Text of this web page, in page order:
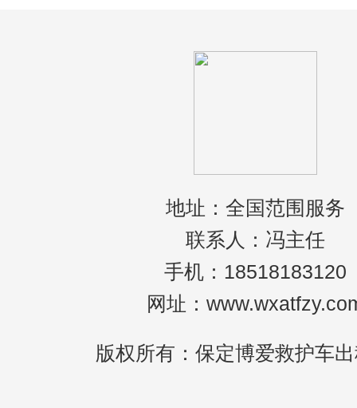
地址：全国范围服务
联系人：冯主任
手机：18518183120
网址：
版权所有：保定博爱救护车